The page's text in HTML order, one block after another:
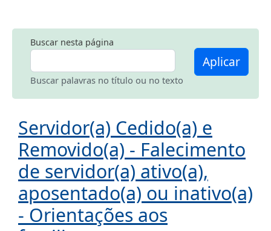
Buscar nesta página
Buscar palavras no título ou no texto
Aplicar
Servidor(a) Cedido(a) e
Removido(a) - Falecimento
de servidor(a) ativo(a),
aposentado(a) ou inativo(a)
- Orientações aos